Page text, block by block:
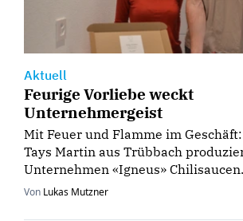
Aktuell
Feurige Vorliebe weckt
Unternehmergeist
Mit Feuer und Flamme im
Tays Martin aus Trübbach
Unternehmen «Igneus» Chilisaucen.
Von Lukas Mutzner